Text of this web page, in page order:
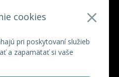
cookies
pri poskytovaní služieb
a zapamätať si vaše
910 228 822